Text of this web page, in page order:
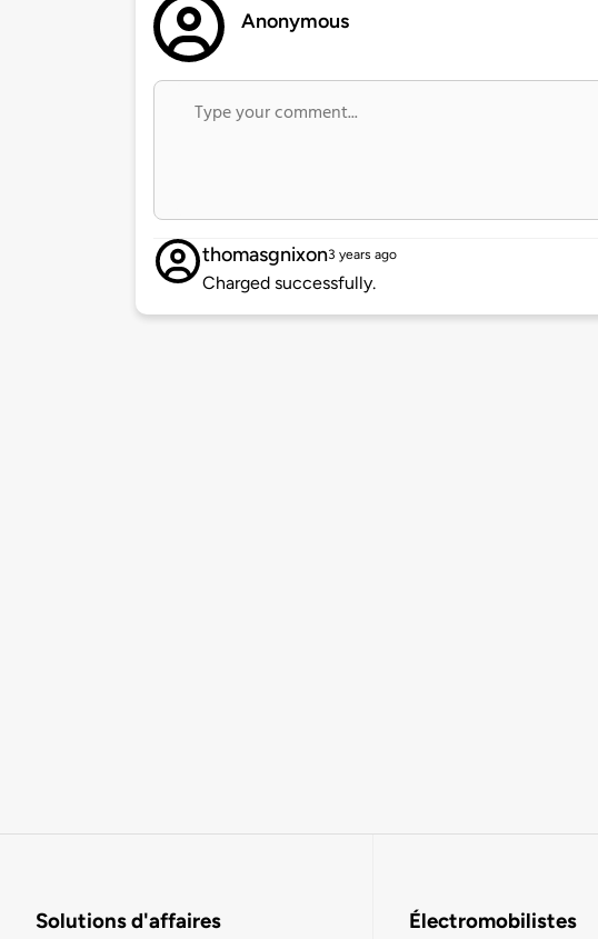
Anonymous
thomasgnixon3 years ago
Charged successfully.
Solutions d'affaires Électromobilistes